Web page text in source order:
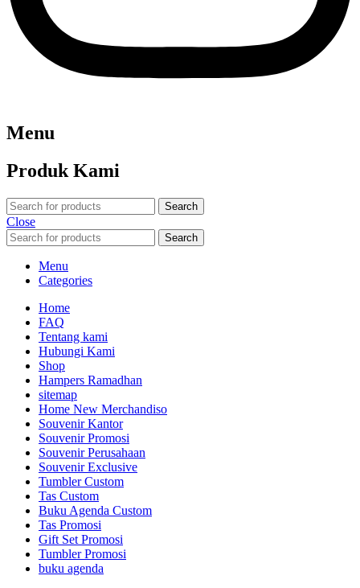
Menu
Produk Kami
Search
Close
Search
Menu
Categories
Home
FAQ
Tentang kami
Hubungi Kami
Shop
Hampers Ramadhan
sitemap
Home New Merchandiso
Souvenir Kantor
Souvenir Promosi
Souvenir Perusahaan
Souvenir Exclusive
Tumbler Custom
Tas Custom
Buku Agenda Custom
Tas Promosi
Gift Set Promosi
Tumbler Promosi
buku agenda